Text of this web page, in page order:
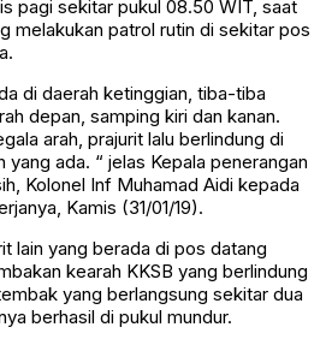
pagi sekitar pukul 08.50 WIT, saat
melakukan patrol rutin di sekitar pos
di daerah ketinggian, tiba-tiba
depan, samping kiri dan kanan.
arah, prajurit lalu berlindung di
ada. “ jelas Kepala penerangan
Kolonel Inf Muhamad Aidi kepada
Kamis (31/01/19).
lain yang berada di pos datang
kearah KKSB yang berlindung
yang berlangsung sekitar dua
berhasil di pukul mundur.